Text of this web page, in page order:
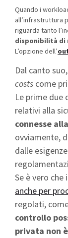
Quando i
all’infrastruttura
riguarda tanto
disponibilità di
L’opzione dell’
Dal canto
costs come
Le prime due
relativi alla
connesse
ovviamente,
dalle
Se è vero che
anche per
regolati,
controllo
privata non